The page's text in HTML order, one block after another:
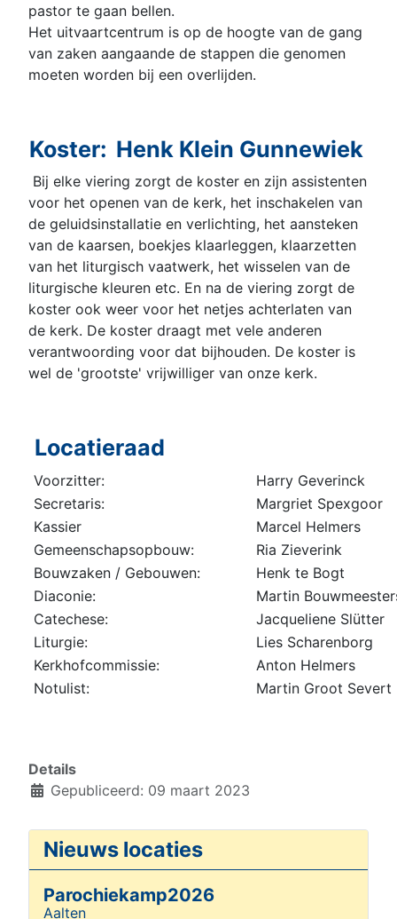
pastor te gaan bellen.
Het uitvaartcentrum is op de hoogte van de gang
van zaken aangaande de stappen die genomen
moeten worden bij een overlijden.
Koster: Henk Klein Gunnewiek
Bij elke viering zorgt de koster en zijn assistenten
voor het openen van de kerk, het inschakelen van
de geluidsinstallatie en verlichting, het aansteken
van de kaarsen, boekjes klaarleggen, klaarzetten
van het liturgisch vaatwerk, het wisselen van de
liturgische kleuren etc. En na de viering zorgt de
koster ook weer voor het netjes achterlaten van
de kerk. De koster draagt met vele anderen
verantwoording voor dat bijhouden. De koster is
wel de 'grootste' vrijwilliger van onze kerk.
Locatieraad
Voorzitter:
Harry Geverinck
Secretaris:
Margriet Spexgoor
Kassier
Marcel Helmers
Gemeenschapsopbouw:
Ria Zieverink
Bouwzaken / Gebouwen:
Henk te Bogt
Diaconie:
Martin
Catechese:
Jacqueliene Slütter
Liturgie:
Lies Scharenborg
Kerkhofcommissie:
Anton Helmers
Notulist:
Martin Groot Severt
Details
Gepubliceerd: 09 maart 2023
Nieuws locaties
Parochiekamp2026
Details
Aalten